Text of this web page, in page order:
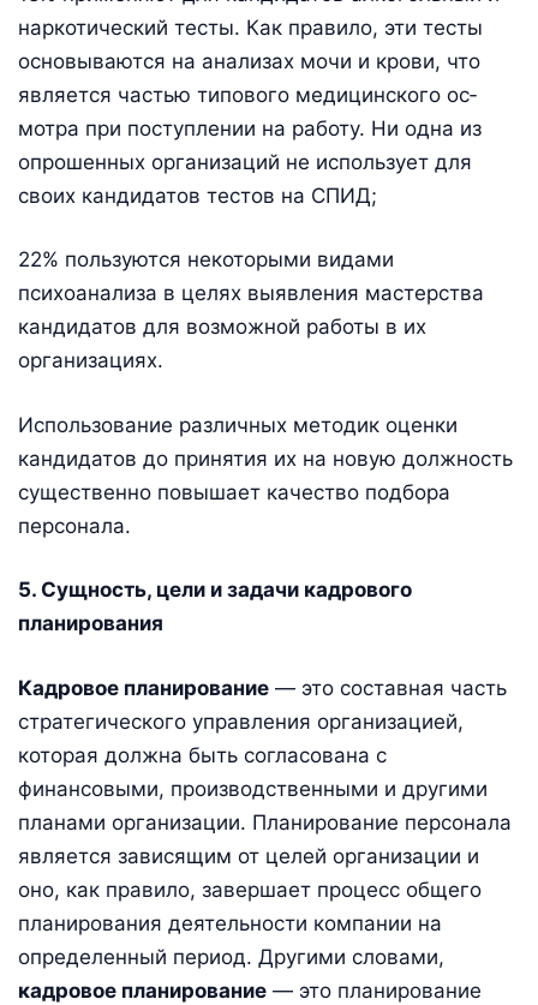
наркотиче­ский тесты. Как правило, эти тесты
основываются на анализах мочи и крови, что
является частью типового медицинского ос­
мотра при поступлении на работу. Ни одна из
опрошенных организаций не использует для
своих кандидатов тестов на СПИД;
22% пользуются некоторыми видами
психоанализа в целях выявления мастерства
кандидатов для возможной работы в их
организациях.
Использование различных методик оценки
кандидатов до принятия их на новую должность
существенно повышает качество подбора
персонала.
5. Сущность, цели и задачи кадрового
планирования
Кадровое планирование — это составная часть
стратегического управления организацией,
которая должна быть согласована с
финансовыми, производственными и другими
планами организации. Планирование персонала
является зависящим от целей организации и
оно, как правило, завершает процесс общего
планирования деятельности компании на
определенный период. Другими словами,
кадровое планирование — это планирование